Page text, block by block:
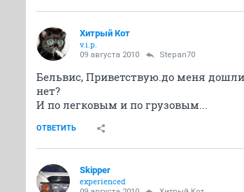
Хитрый Кот
v.i.p.
09 августа 2010 Stepan70
Бельвис, Приветствую.до меня дошли
нет?
И по легковым и по грузовым...
ОТВЕТИТЬ
Skipper
experienced